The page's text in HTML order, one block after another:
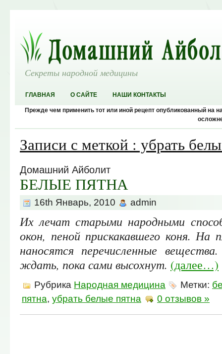
Секреты народной медицины
ГЛАВНАЯ О САЙТЕ НАШИ КОНТАКТЫ
Прежде чем применить тот или иной рецепт опубликованный на
Записи с меткой : убрать
Домашний Айболит
БЕЛЫЕ ПЯТНА
16th Январь, 2010 admin
Их лечат старыми народными
окон, пеной прискакавшего коня. На
наносятся перечисленные
ждать, пока сами высохнут. (далее…)
Рубрика Народная медицина Метки:
пятна, убрать белые пятна 0 отзывов »